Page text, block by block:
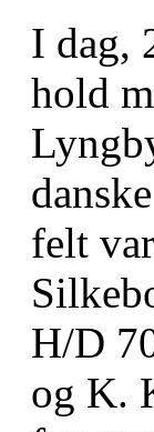
I dag,
hold
felt
H/D
og K.